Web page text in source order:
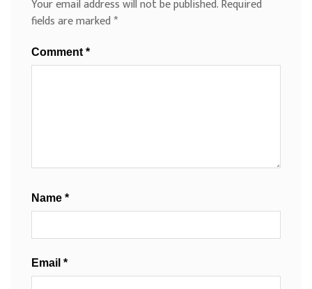
Your email address will not be published.Required
fields are marked*
Comment*
Name *
Email *